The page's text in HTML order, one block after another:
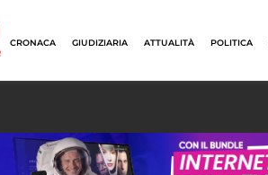
CRONACA GIUDIZIARIA ATTUALITÀ POLITICA